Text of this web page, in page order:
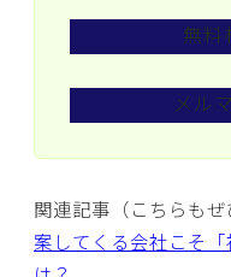
無料
メル
関連記事（こちらもぜ
案してくる会社こそ